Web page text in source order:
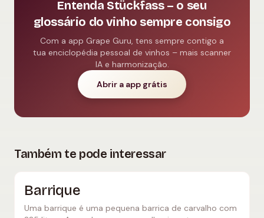
Entenda Stückfass – o seu
glossário do vinho sempre consigo
Com a app Grape Guru, tens sempre contigo a
tua enciclopédia pessoal de vinhos – mais scanner
IA e harmonização.
Abrir a app grátis
Também te pode interessar
Barrique
Uma barrique é uma pequena barrica de carvalho com